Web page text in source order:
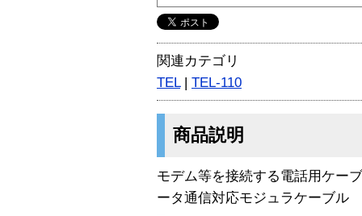
関連カテゴリ
TEL| TEL-110
商品説明
モデム等を接続する電話用ケー
ータ通信対応モジュラケーブル